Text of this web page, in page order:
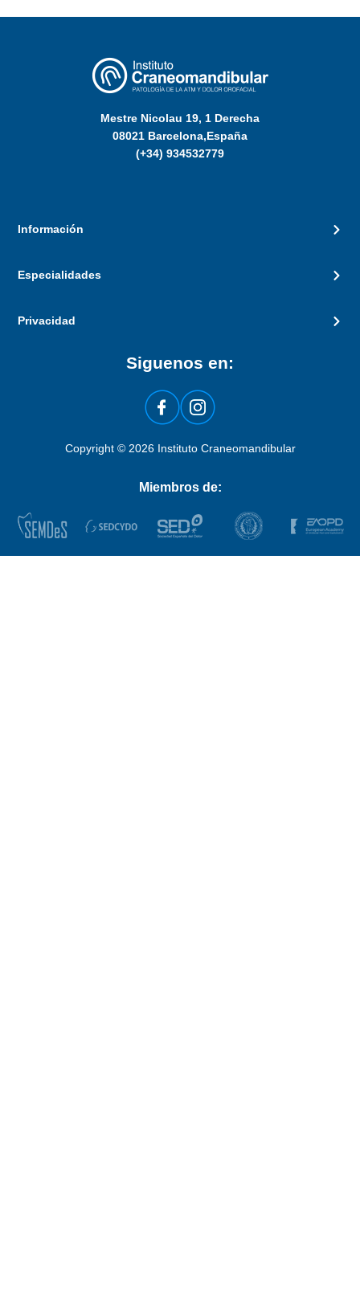
Mestre Nicolau 19, 1 Derecha
08021 Barcelona,España
(+34) 934532779
Información
Especialidades
Privacidad
Siguenos en:
Copyright © 2026 Instituto Craneomandibular
Miembros de: